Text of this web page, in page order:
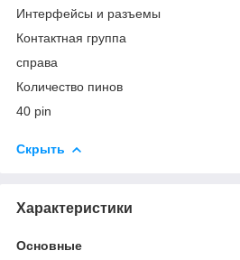
Интерфейсы и разъемы
Контактная группа
справа
Количество пинов
40 pin
Скрыть
Характеристики
Основные